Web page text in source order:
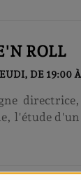
ici. ...
ROLL
DE 19:00
l'étude